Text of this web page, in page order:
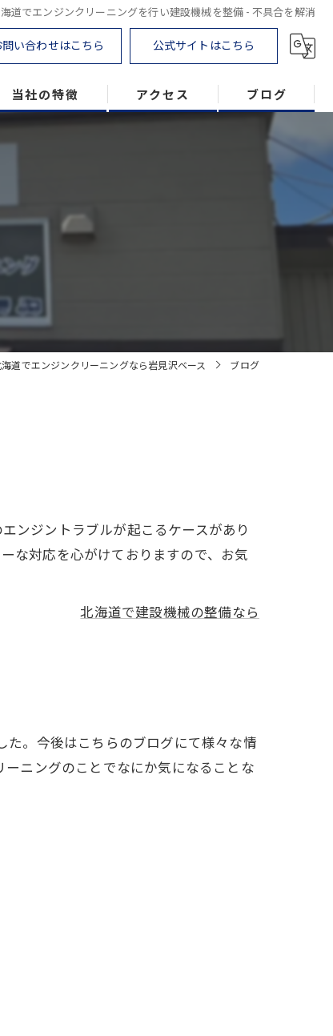
道でエンジンクリーニングを行い建設機械を整備 - 不具合を解消
問い合わせはこちら 公式サイトはこちら
当社の特徴
業機械
設機械
プターライナー
アクセス ブログ
道でエンジンクリーニングなら岩見沢ベース ブログ
ンジントラブルが起こるケースがあり
な対応を心がけておりますので、お気
北海道で建設機械の整備なら
た。今後はこちらのブログにて様々な情
ニングのことでなにか気になることな